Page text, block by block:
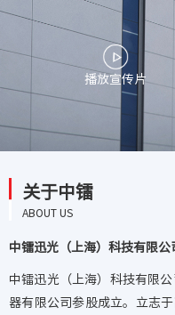
播放宣传片
关于中镭
ABOUT US
中镭迅光（上海）科技有限公
中镭迅光（上海）科技有限
器有限公司参股成立。立志